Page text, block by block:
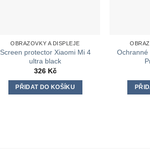
OBRAZOVKY A DISPLEJE
Screen protector Xiaomi Mi 4
ultra black
326 Kč
PŘIDAT DO KOŠÍKU
Ochranné